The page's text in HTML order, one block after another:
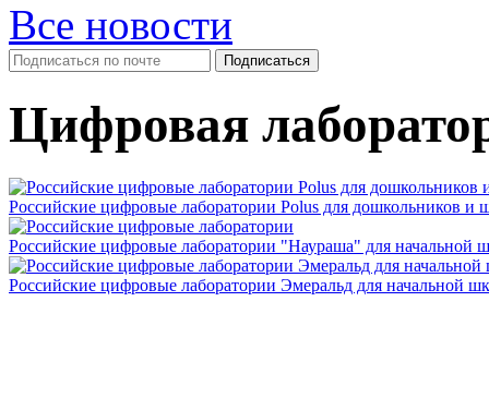
Все новости
Цифровая
Российские цифровые лаборатории Polus для дошкольников и
Российские цифровые лаборатории "Наураша" для начальной
Российские цифровые лаборатории Эмеральд для начальной